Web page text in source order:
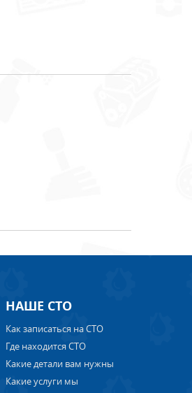
НАШЕ СТО
Как записаться на СТО
Где находится СТО
Какие детали вам нужны
Какие услуги мы